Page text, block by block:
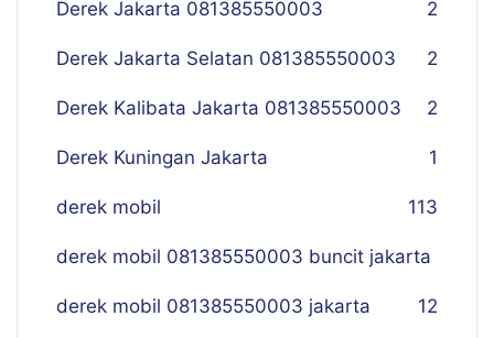
Derek Jakarta 081385550003 2
Derek Jakarta Selatan 081385550003 2
Derek Kalibata Jakarta 081385550003 2
Derek Kuningan Jakarta 1
derek mobil 113
derek mobil 081385550003 buncit jakarta
12
derek mobil 081385550003 jakarta